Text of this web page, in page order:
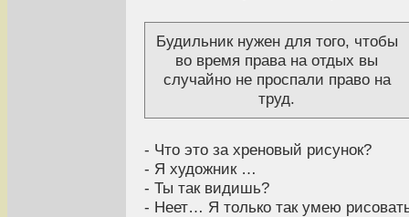
Будильник нужен для того, чтобы
во время права на отдых вы
случайно не проспали право на
труд.
- Что это за хреновый рисунок?
- Я художник …
- Ты так видишь?
- Неет… Я только так умею